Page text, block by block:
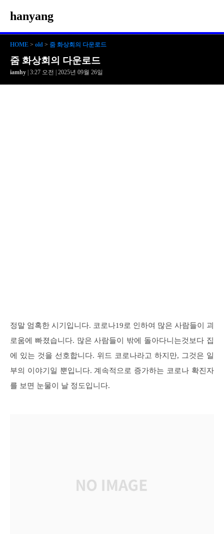
hanyang
HOME > old > 줌 화상회의 다운로드
줌 화상회의 다운로드
iamhy | 3:27 오전 | 2025년 09월 26일
정말 엄혹한 시기입니다. 코로나19로 인하여 많은 사람들이 괴
로움에 빠졌습니다. 많은 사람들이 밖에 돌아다니는것보다 집
에 있는 것을 선호합니다. 위드 코로나라고 하지만, 그것은 일
부의 이야기일 뿐입니다. 계속적으로 증가하는 코로나 확진자
를 보면 눈물이 날 정도입니다.